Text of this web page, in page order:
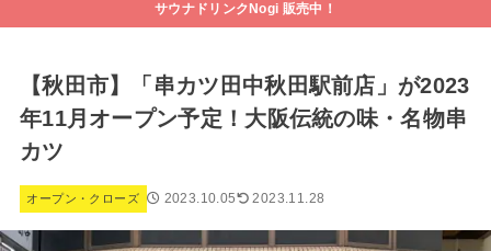
サウナドリンクNogi 販売中！
【秋田市】「串カツ田中秋田駅前店」が2023
年11月オープン予定！大阪伝統の味・名物串
カツ
オープン・クローズ 2023.10.05 2023.11.28